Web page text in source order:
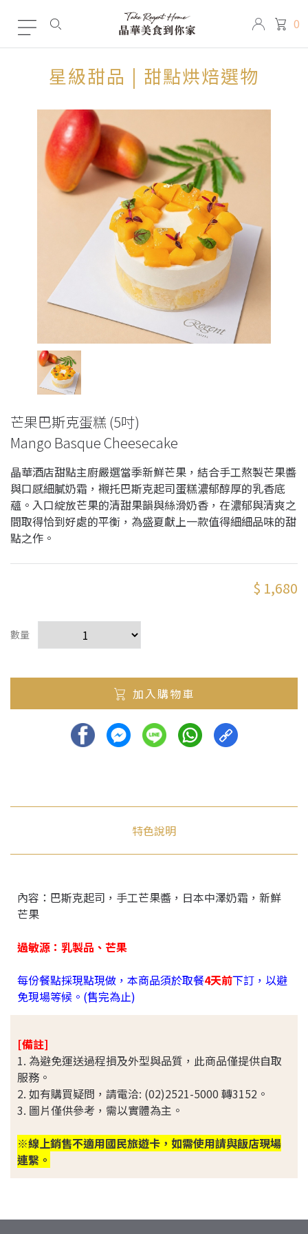
0
星級甜品 | 甜點烘焙選物
芒果巴斯克蛋糕 (5吋)
Mango Basque Cheesecake
晶華酒店甜點主廚嚴選當季新鮮芒果，結合手工熬製芒果醬
與口感細膩奶霜，襯托巴斯克起司蛋糕濃郁醇厚的乳香底
蘊。入口綻放芒果的清甜果韻與絲滑奶香，在濃郁與清爽之
間取得恰到好處的平衡，為盛夏獻上一款值得細細品味的甜
點之作。
$ 1,680
數量
加入購物車
特色說明
內容：巴斯克起司，手工芒果醬，日本中澤奶霜，新鮮
芒果
過敏源：乳製品、芒果
每份餐點採現點現做，本商品須於取餐4天前下訂，以避
免現場等候。(售完為止)
[備註]
1. 為避免運送過程損及外型與品質，此商品僅提供自取
服務。
2. 如有購買疑問，請電洽: (02)2521-5000 轉3152。
3. 圖片僅供參考，需以實體為主。
※線上銷售不適用國民旅遊卡，如需使用請與飯店現場
連繫。